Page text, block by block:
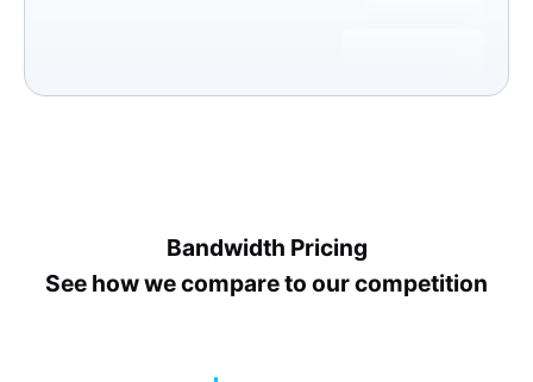
Bandwidth Pricing
See how we compare to our competition